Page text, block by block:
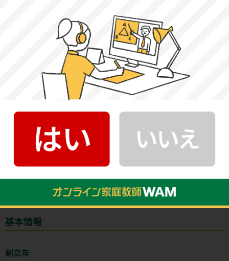
です。論理的に述べる練習を行い、減点されない解答を心
がけましょう。
〈国際社会学部・国際日本学部と同様〉
東京外国語大学言語文化学部基本情報
東京外国語大学言語文化学部：
http://www.tufs.ac.jp/education/lc/
基本情報
創立年